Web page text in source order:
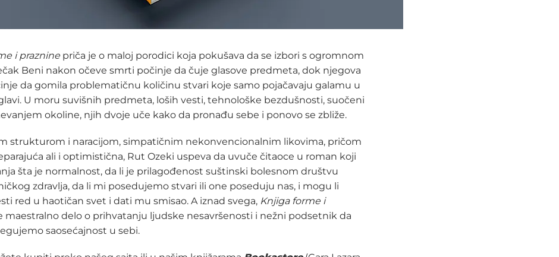
i praznine priča je o maloj porodici koja pokušava da se izbori s ogromnom
Beni nakon očeve smrti počinje da čuje glasove predmeta, dok njegova
da gomila problematičnu količinu stvari koje samo pojačavaju galamu u
U moru suvišnih predmeta, loših vesti, tehnološke bezdušnosti, suočeni
okoline, njih dvoje uče kako da pronađu sebe i ponovo se zbliže.
strukturom i naracijom, simpatičnim nekonvencionalnim likovima, pričom
ali i optimistična, Rut Ozeki uspeva da uvuče čitaoce u roman koji
šta je normalnost, da li je prilagođenost suštinski bolesnom društvu
zdravlja, da li mi posedujemo stvari ili one poseduju nas, i mogu li
red u haotičan svet i dati mu smisao. A iznad svega, Knjiga forme i
maestralno delo o prihvatanju ljudske nesavršenosti i nežni podsetnik da
saosećajnost u sebi.